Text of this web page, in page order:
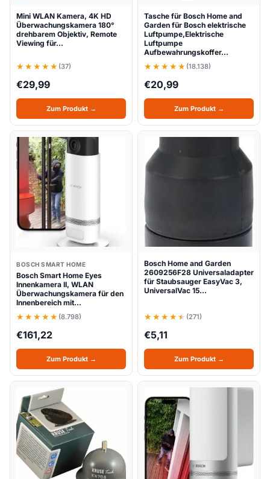
Mini WLAN Kamera, 4K HD
Überwachungskamera 180°
drehbarem Objektiv, Remote
Viewing für…
(37)
€29,99
Zum Produkt →
Tasche für Bosch Home and
Garden für Bosch elektrische
Luftpumpe,Elektrische
Luftpumpe
Aufbewahrungskoffer…
(18.138)
€20,99
Zum Produkt →
BOSCH SMART HOME
Bosch Smart Home Eyes
Innenkamera II, WLAN
Überwachungskamera für den
Innenbereich mit…
(8.798)
€161,22
Zum Produkt →
Bosch Home and Garden
2609256F28 Universaladapter
für Staubsauger EasyVac 3,
UniversalVac 15…
(271)
€5,11
Zum Produkt →